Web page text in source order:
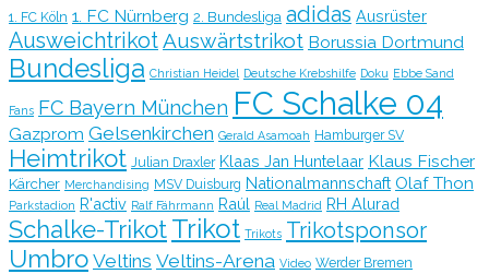
1. FC Köln 1. FC Nürnberg 2. Bundesliga adidas Ausrüster
AusweichtrikotAuswärtstrikot Borussia Dortmund
Bundesliga Christian Heidel Deutsche Krebshilfe Doku Ebbe Sand
Fans FC Bayern München FC Schalke 04
Gazprom Gelsenkirchen Gerald Asamoah Hamburger SV
Heimtrikot Julian Draxler Klaas Jan Huntelaar Klaus Fischer
Kärcher Merchandising MSV Duisburg Nationalmannschaft Olaf Thon
Parkstadion R'activ Ralf Fährmann Raúl Real Madrid RH Alurad
Schalke-TrikotTrikot Trikots Trikotsponsor
Umbro Veltins Veltins-Arena Video Werder Bremen